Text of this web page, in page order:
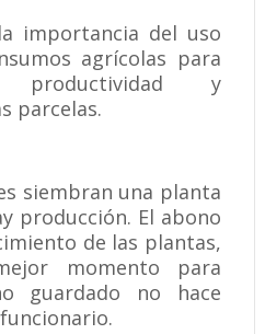
importancia del uso
agrícolas para
y
parcelas.
siembran una planta
producción. El abono
de las plantas,
momento para
guardado no hace